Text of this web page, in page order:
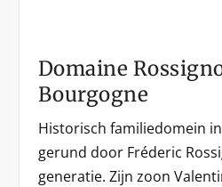
Domaine
Bourgogne
Historisch familiedomein
gerund door Fréderic
generatie. Zijn zoon